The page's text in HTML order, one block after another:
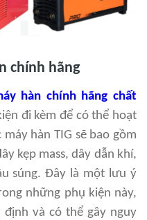
chính hãng
hàn chính hãng chất
đi kèm để có thể hoạt
hàn TIG sẽ bao gồm
kẹp mass, dây dẫn khí,
súng. Đây là một lưu ý
những phụ kiện này,
và có thể gây nguy